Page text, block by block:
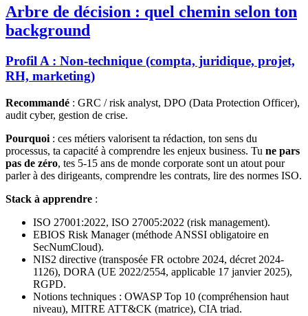
Arbre de décision : quel chemin selon ton
background
Profil A : Non-technique (compta, juridique, projet,
RH, marketing)
Recommandé : GRC / risk analyst, DPO (Data Protection Officer),
audit cyber, gestion de crise.
Pourquoi : ces métiers valorisent ta rédaction, ton sens du
processus, ta capacité à comprendre les enjeux business. Tu ne pars
pas de zéro, tes 5-15 ans de monde corporate sont un atout pour
parler à des dirigeants, comprendre les contrats, lire des normes ISO.
Stack à apprendre :
ISO 27001:2022, ISO 27005:2022 (risk management).
EBIOS Risk Manager (méthode ANSSI obligatoire en
SecNumCloud).
NIS2 directive (transposée FR octobre 2024, décret 2024-
1126), DORA (UE 2022/2554, applicable 17 janvier 2025),
RGPD.
Notions techniques : OWASP Top 10 (compréhension haut
niveau), MITRE ATT&CK (matrice), CIA triad.